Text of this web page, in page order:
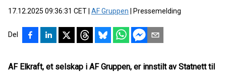
17.12.2025 09:36:31 CET AF Gruppen Pressemelding
Del
AF Elkraft, et selskap i AF Gruppen, er innstilt av Statnett til